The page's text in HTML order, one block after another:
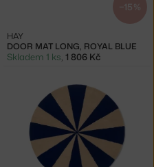
−15 %
DOOR MAT LONG, ROYAL BLUE
HAY
Skladem 1 ks, 1 806 Kč